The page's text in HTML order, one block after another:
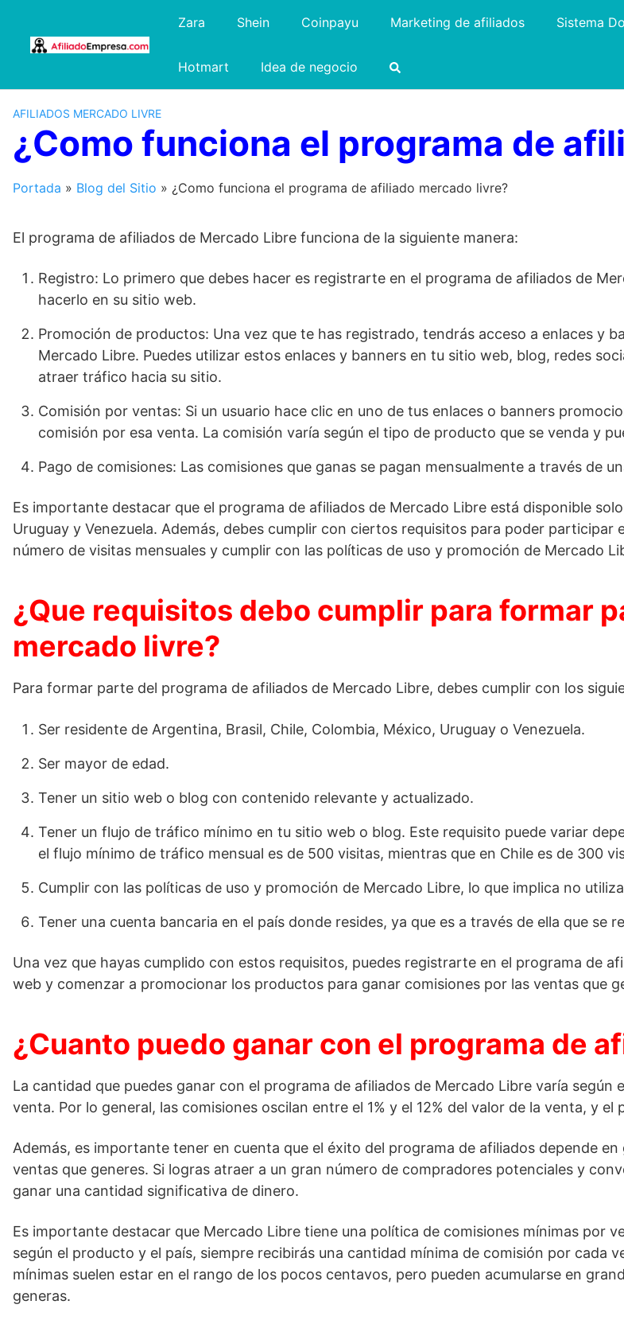
contenido
Zara Shein Coinpayu Marketing de afiliados Sistema
Hotmart Idea de negocio
AFILIADOS MERCADO LIVRE
¿Como funciona el programa de
Portada » Blog del Sitio » ¿Como funciona el programa de afiliado mercado livre?
El programa de afiliados de Mercado Libre funciona de la siguiente manera:
Registro: Lo primero que debes hacer es registrarte en el programa de afiliados de
hacerlo en su sitio web.
Promoción de productos: Una vez que te has registrado, tendrás acceso a enlaces y
Mercado Libre. Puedes utilizar estos enlaces y banners en tu sitio web, blog, redes
atraer tráfico hacia su sitio.
Comisión por ventas: Si un usuario hace clic en uno de tus enlaces o banners
comisión por esa venta. La comisión varía según el tipo de producto que se venda y
Pago de comisiones: Las comisiones que ganas se pagan mensualmente a través de
Es importante destacar que el programa de afiliados de Mercado Libre está disponible
Uruguay y Venezuela. Además, debes cumplir con ciertos requisitos para poder
número de visitas mensuales y cumplir con las políticas de uso y promoción de Mercado
¿Que requisitos debo cumplir para formar
mercado livre?
Para formar parte del programa de afiliados de Mercado Libre, debes cumplir con los
Ser residente de Argentina, Brasil, Chile, Colombia, México, Uruguay o Venezuela.
Ser mayor de edad.
Tener un sitio web o blog con contenido relevante y actualizado.
Tener un flujo de tráfico mínimo en tu sitio web o blog. Este requisito puede variar
el flujo mínimo de tráfico mensual es de 500 visitas, mientras que en Chile es de 300
Cumplir con las políticas de uso y promoción de Mercado Libre, lo que implica no
Tener una cuenta bancaria en el país donde resides, ya que es a través de ella que se
Una vez que hayas cumplido con estos requisitos, puedes registrarte en el programa de
web y comenzar a promocionar los productos para ganar comisiones por las ventas que
¿Cuanto puedo ganar con el programa de
La cantidad que puedes ganar con el programa de afiliados de Mercado Libre varía
venta. Por lo general, las comisiones oscilan entre el 1% y el 12% del valor de la venta, y
Además, es importante tener en cuenta que el éxito del programa de afiliados depende
ventas que generes. Si logras atraer a un gran número de compradores potenciales y
ganar una cantidad significativa de dinero.
Es importante destacar que Mercado Libre tiene una política de comisiones mínimas por
según el producto y el país, siempre recibirás una cantidad mínima de comisión por cada
mínimas suelen estar en el rango de los pocos centavos, pero pueden acumularse en
generas.